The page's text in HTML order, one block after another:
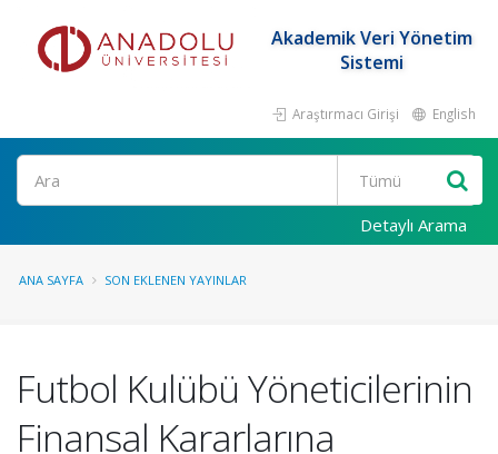
Akademik Veri Yönetim
Sistemi
Araştırmacı Girişi English
Ara
Detaylı Arama
ANA SAYFA SON EKLENEN YAYINLAR
Futbol Kulübü Yöneticilerinin
Finansal Kararlarına